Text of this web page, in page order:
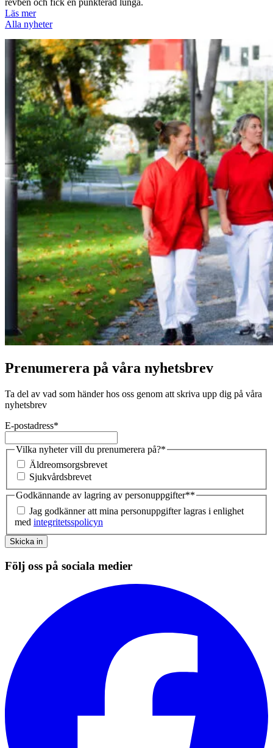
revben och fick en punkterad lunga.
Läs mer
Alla nyheter
Prenumerera på våra nyhetsbrev
Ta del av vad som händer hos oss genom att skriva upp dig på våra
nyhetsbrev
E-postadress*
Vilka nyheter vill du prenumerera på?*
Äldreomsorgsbrevet
Sjukvårdsbrevet
Godkännande av lagring av personuppgifter**
Jag godkänner att mina personuppgifter lagras i enlighet
med integritetsspolicyn
Skicka in
Följ oss på sociala medier